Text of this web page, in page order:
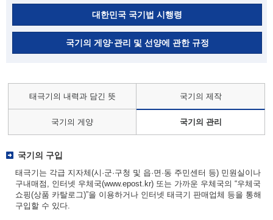
대한민국 국기법 시행령
국기의 게양·관리 및 선양에 관한 규정
태극기의 내력과 담긴 뜻 국기의 제작
국기의 게양 국기의 관리
국기의 구입
태극기는 각급 지자체(시·군·구청 및 읍·면·동 주민센터 등) 민원실이나
구내매점, 인터넷 우체국(www.epost.kr) 또는 가까운 우체국의 “우체국
쇼핑(상품 카탈로그)”을 이용하거나 인터넷 태극기 판매업체 등을 통해
구입할 수 있다.